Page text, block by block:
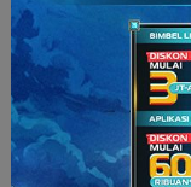
2020, keduanya
untuk mengawali
Ruangguru dan
“Ruangguru
Sabyan, keluarga
Yuki Kato, diisi
Pendiri Ruangguru